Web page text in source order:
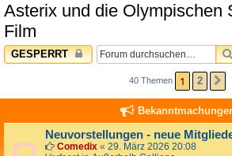
Asterix und die Olympischen
Film
GESPERRT
40 Themen 1 2
Neuvorstellungen - neue
Comedix « 29. März 2026 20:08